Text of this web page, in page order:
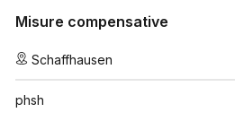
Misure compensative
Schaffhausen
phsh